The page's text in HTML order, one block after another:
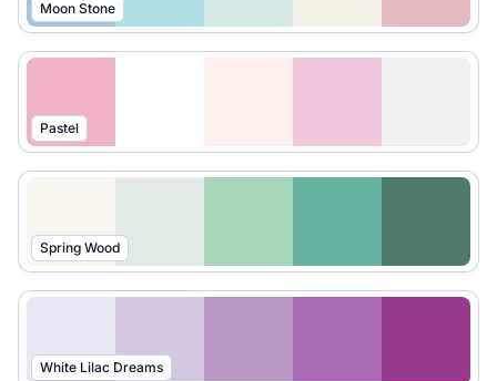
Moon Stone
Pastel
Spring Wood
White Lilac Dreams